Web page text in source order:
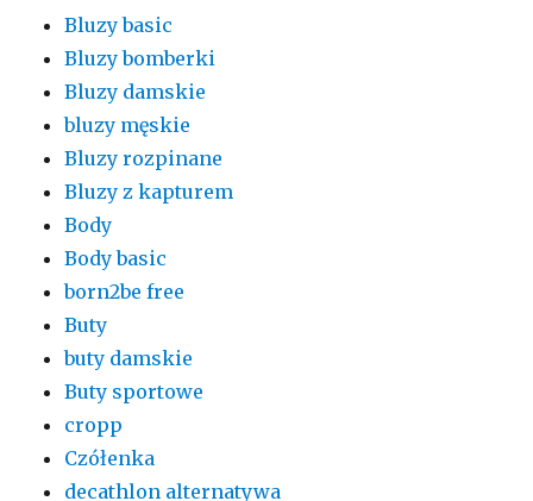
Bluzy basic
Bluzy bomberki
Bluzy damskie
bluzy męskie
Bluzy rozpinane
Bluzy z kapturem
Body
Body basic
born2be free
Buty
buty damskie
Buty sportowe
cropp
Czółenka
decathlon alternatywa